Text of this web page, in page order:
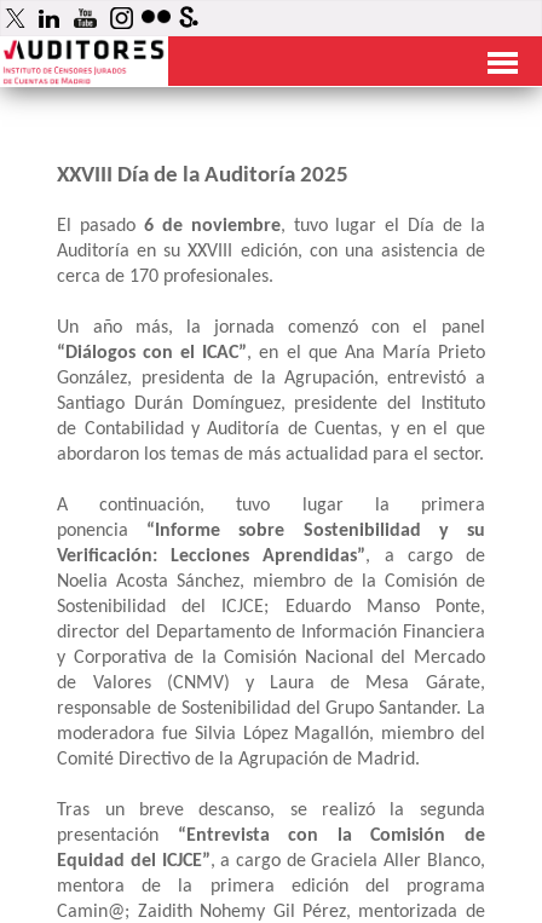
XXVIII Día de la Auditoría 2025
El pasado6 de noviembre, tuvo lugar el Día de la
Auditoría en su XXVIII edición, con una asistencia de
cerca de 170 profesionales.
Un año más, la jornada comenzó con el panel
“Diálogos con el ICAC”, en el que Ana María Prieto
González, presidenta de la Agrupación, entrevistó a
Santiago Durán Domínguez, presidente del Instituto
de Contabilidad y Auditoría de Cuentas, y en el que
abordaron los temas de más actualidad para el sector.
A continuación, tuvo lugar la primera
ponencia “Informe sobre Sostenibilidad y su
Verificación: Lecciones Aprendidas”, a cargo de
Noelia Acosta Sánchez, miembro de la Comisión de
Sostenibilidad del ICJCE; Eduardo Manso Ponte,
director del Departamento de Información Financiera
y Corporativa de la Comisión Nacional del Mercado
de Valores (CNMV) y Laura de Mesa Gárate,
responsable de Sostenibilidad del Grupo Santander. La
moderadora fue Silvia López Magallón, miembro del
Comité Directivo de la Agrupación de Madrid.
Tras un breve descanso, se realizó la segunda
presentación “Entrevista con la Comisión de
Equidad del ICJCE”, a cargo de Graciela Aller Blanco,
mentora de la primera edición del programa
Camin@; Zaidith Nohemy Gil Pérez, mentorizada de